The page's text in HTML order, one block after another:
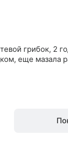
грибок, 2
еще мазала